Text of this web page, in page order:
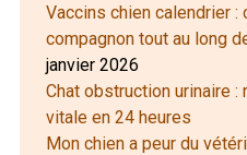
Vaccins chien calendrier
compagnon tout au long
janvier 2026
Chat obstruction urinaire :
vitale en 24 heures
Mon chien a peur du